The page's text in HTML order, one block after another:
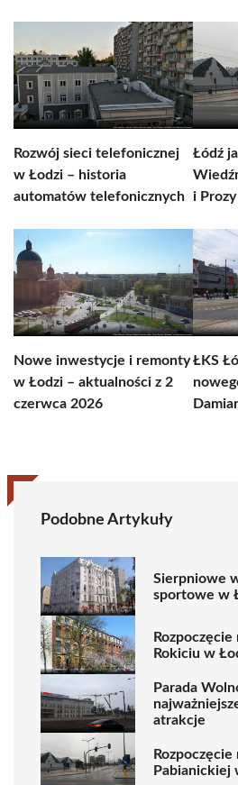
Rozwój sieci telefonicznej
w Łodzi – historia
automatów telefonicznych
Łódź
i
Nowe inwestycje i remonty
w Łodzi – aktualności z 2
czerwca 2026
ŁKS
Podobne Artykuły
Sierpniowe
sportowe w
Rozpoczęcie
Rokiciu w
Parada
atrakcje
Pabianickiej